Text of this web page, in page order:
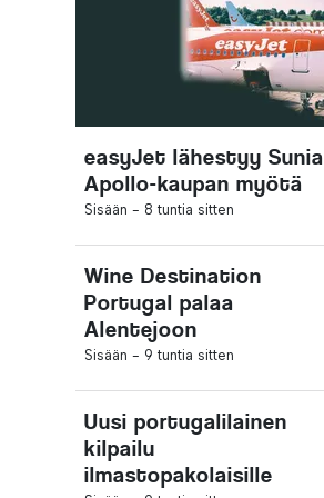
easyJet lähestyy Sunia
Apollo-kaupan myötä
Sisään - 8 tuntia sitten
Wine Destination
Portugal palaa
Alentejoon
Sisään - 9 tuntia sitten
Uusi portugalilainen
kilpailu
ilmastopakolaisille